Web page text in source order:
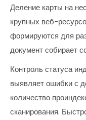
Деление карты на
крупных веб-
формируются для
документ собирает
Контроль статуса
выявляет ошибки с
количество
сканирования.